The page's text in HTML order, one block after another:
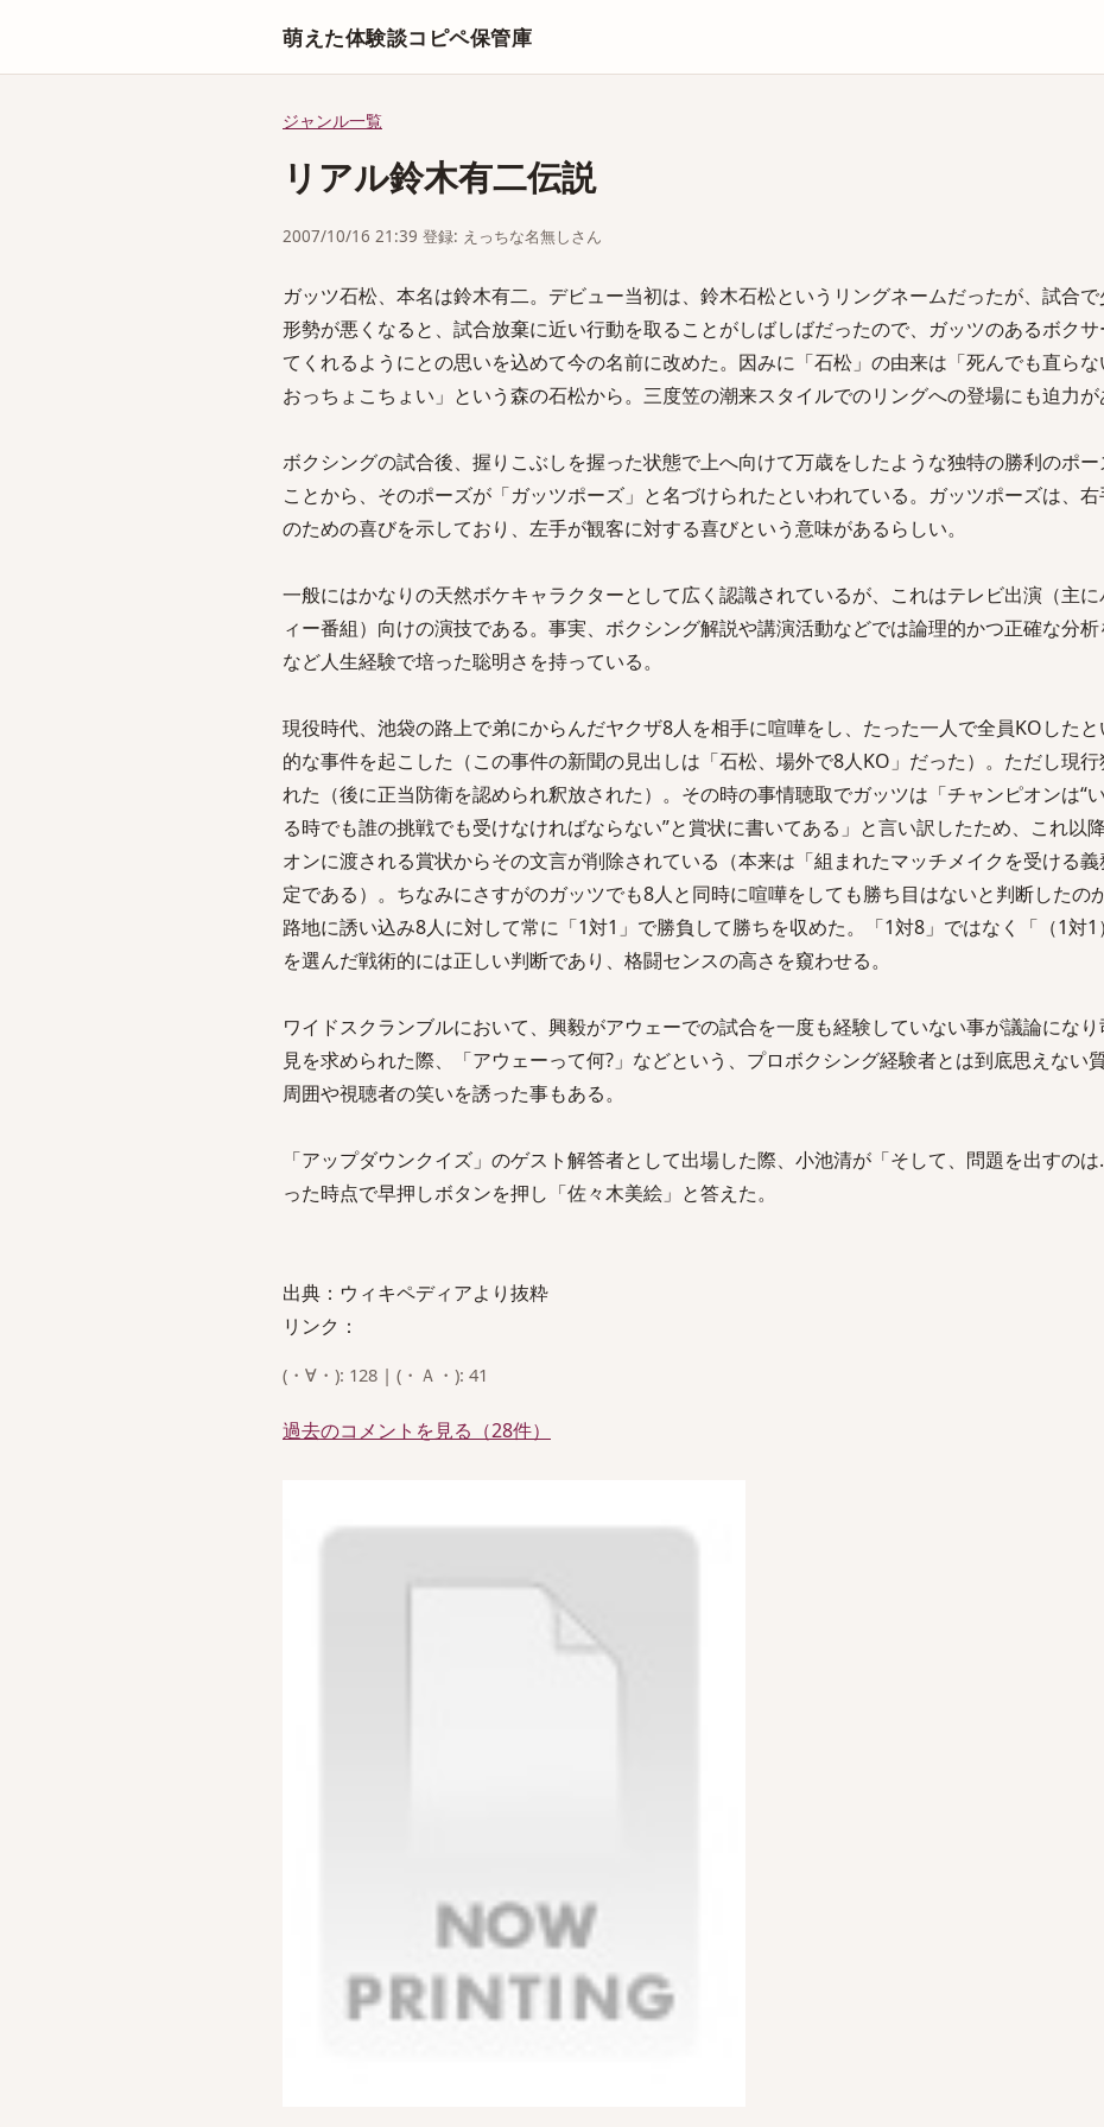
萌えた体験談コピペ保管庫
ジャンル一覧
リアル鈴木有二伝説
2007/10/16 21:39 登録: えっちな名無しさん
ガッツ石松、本名は鈴木有二。デビュー当初は、鈴木石松というリングネームだったが、試合で
形勢が悪くなると、試合放棄に近い行動を取ることがしばしばだったので、ガッツのあるボクサ
てくれるようにとの思いを込めて今の名前に改めた。因みに「石松」の由来は「死んでも直ら
おっちょこちょい」という森の石松から。三度笠の潮来スタイルでのリングへの登場にも迫力が
ボクシングの試合後、握りこぶしを握った状態で上へ向けて万歳をしたような独特の勝利のポー
ことから、そのポーズが「ガッツポーズ」と名づけられたといわれている。ガッツポーズは、
のための喜びを示しており、左手が観客に対する喜びという意味があるらしい。
一般にはかなりの天然ボケキャラクターとして広く認識されているが、これはテレビ出演（主
ィー番組）向けの演技である。事実、ボクシング解説や講演活動などでは論理的かつ正確な分析
など人生経験で培った聡明さを持っている。
現役時代、池袋の路上で弟にからんだヤクザ8人を相手に喧嘩をし、たった一人で全員KOした
的な事件を起こした（この事件の新聞の見出しは「石松、場外で8人KO」だった）。ただし現行
れた（後に正当防衛を認められ釈放された）。その時の事情聴取でガッツは「チャンピオンは“
る時でも誰の挑戦でも受けなければならない”と賞状に書いてある」と言い訳したため、これ以
オンに渡される賞状からその文言が削除されている（本来は「組まれたマッチメイクを受ける
定である）。ちなみにさすがのガッツでも8人と同時に喧嘩をしても勝ち目はないと判断したの
路地に誘い込み8人に対して常に「1対1」で勝負して勝ちを収めた。「1対8」ではなく「（1対1
を選んだ戦術的には正しい判断であり、格闘センスの高さを窺わせる。
ワイドスクランブルにおいて、興毅がアウェーでの試合を一度も経験していない事が議論にな
見を求められた際、「アウェーって何?」などという、プロボクシング経験者とは到底思えない
周囲や視聴者の笑いを誘った事もある。
「アップダウンクイズ」のゲスト解答者として出場した際、小池清が「そして、問題を出すの
った時点で早押しボタンを押し「佐々木美絵」と答えた。
出典：ウィキペディアより抜粋
リンク：
(・∀・): 128 | (・Ａ・): 41
過去のコメントを見る（28件）